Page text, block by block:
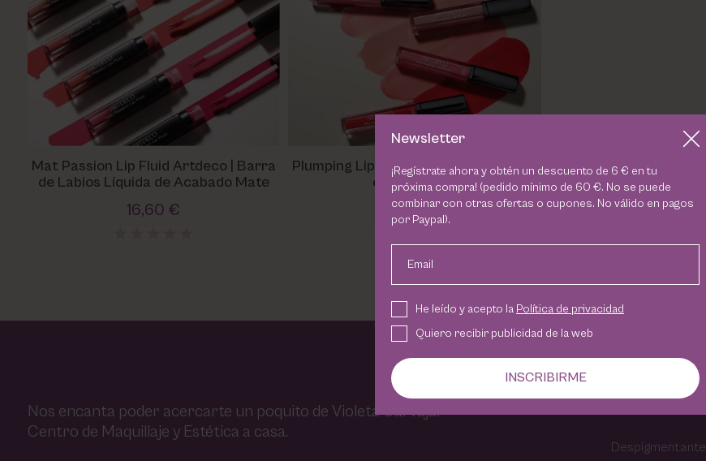
Mat Passion Lip Fluid Artdeco | Barra
de Labios Líquida de Acabado Mate
16,60 €
Plumping Lip Fluid Artdeco | Brillo con
efecto lifting
15,25 €
Nos encanta poder acercarte un poquito de Violeta Carvajal
Centro de Maquillaje y Estética a casa.
Despigmentante
Newsletter
¡Regístrate ahora y obtén un descuento de 6 € en tu
próxima compra! (pedido mínimo de 60 €. No se puede
combinar con otras ofertas o cupones. No válido en pagos
por Paypal).
Email
He leído y acepto la Política de privacidad
Quiero recibir publicidad de la web
INSCRIBIRME
Utsukusy
Victoria Vynn